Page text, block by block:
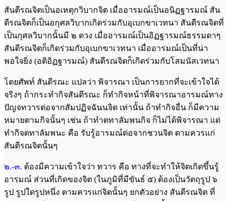
สันตีรณจิตเป็นอเหตุกวิบากจิต เมื่ออารมณ์เป็นอนิฏฐารมณ์ สัน
ตีรณจิตก็เป็นอกุศลวิบากเกิดร่วมกับอุเบกขาเวทนา สันตีรณจิตที่
เป็นกุศลวิบากนั้นมี ๒ ดวง เมื่ออารมณ์เป็นอิฏฐารมณ์ธรรมดาๆ
สันตีรณจิตก็เกิดร่วมกับอุเบกขาเวทนา เมื่ออารมณ์เป็นที่น่า
พอใจยิ่ง (อติอิฏฐารมณ์) สันตีรณจิตก็เกิดร่วมกับโสมนัสเวทนา
โดยศัพท์ สันตีรณะ แปลว่า พิจารณา เป็นการยากที่จะเข้าใจได้
จริงๆ ถ้ากระทำกิจสันตีรณะ ก็ทำกิจหน้าที่พิจารณาอารมณ์ทาง
ปัญจทวารต่อจากสัมปฏิจฉันนจิต เท่านั้น ถ้าทำกิจอื่น ก็มีความ
หมายตามกิจนั้นๆ เช่น ถ้าทำตทาลัมพนกิจ ก็ไม่ได้พิจารณา แต่
ทำกิจตทาลัมพนะ คือ รับรู้อารมณ์ต่อจากชวนจิต ตามควรแก่
สันตีรณจิตนั้นๆ
๒.-๓. ต้องมีความเข้าใจว่า ทวาร คือ ทางที่จะทำให้จิตเกิดขึ้นรู้
อารมณ์ ส่วนที่เกิดของจิต (ในภูมิที่มีขันธ์ ๕) ต้องเป็นวัตถุรูป ๖
รูป รูปใดรูปหนึ่ง ตามควรแก่จิตนั้นๆ ยกตัวอย่าง สันตีรณจิต ที่